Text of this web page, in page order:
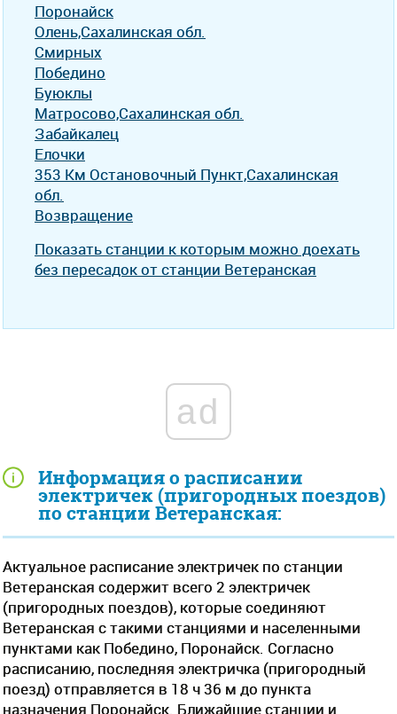
Информация о расписании
электричек (пригородных поездов)
по станции Ветеранская:
Актуальное расписание электричек по станции
Ветеранская содержит всего 2 электричек
(пригородных поездов), которые соединяют
Ветеранская с такими станциями и населенными
пунктами как Победино, Поронайск. Согласно
расписанию, последняя электричка (пригородный
поезд) отправляется в 18 ч 36 м до пункта
назначения Поронайск. Ближайшие станции и
Поронайск
Олень,Сахалинская обл.
Смирных
Победино
Буюклы
Матросово,Сахалинская обл.
Забайкалец
Елочки
353 Км Остановочный Пункт,Сахалинская
обл.
Возвращение
Показать станции к которым можно доехать
без пересадок от станции Ветеранская
ad